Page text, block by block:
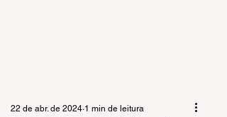
22 de abr. de 2024 1 min de leitura